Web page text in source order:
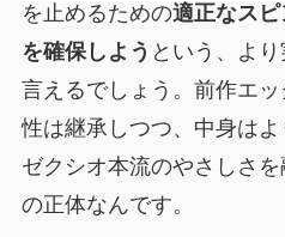
を止めるための適正なス
を確保しよう という、よ
言えるでしょう。前作エ
性は継承しつつ、中身は
ゼクシオ本流のやさしさを
の正体なんです。